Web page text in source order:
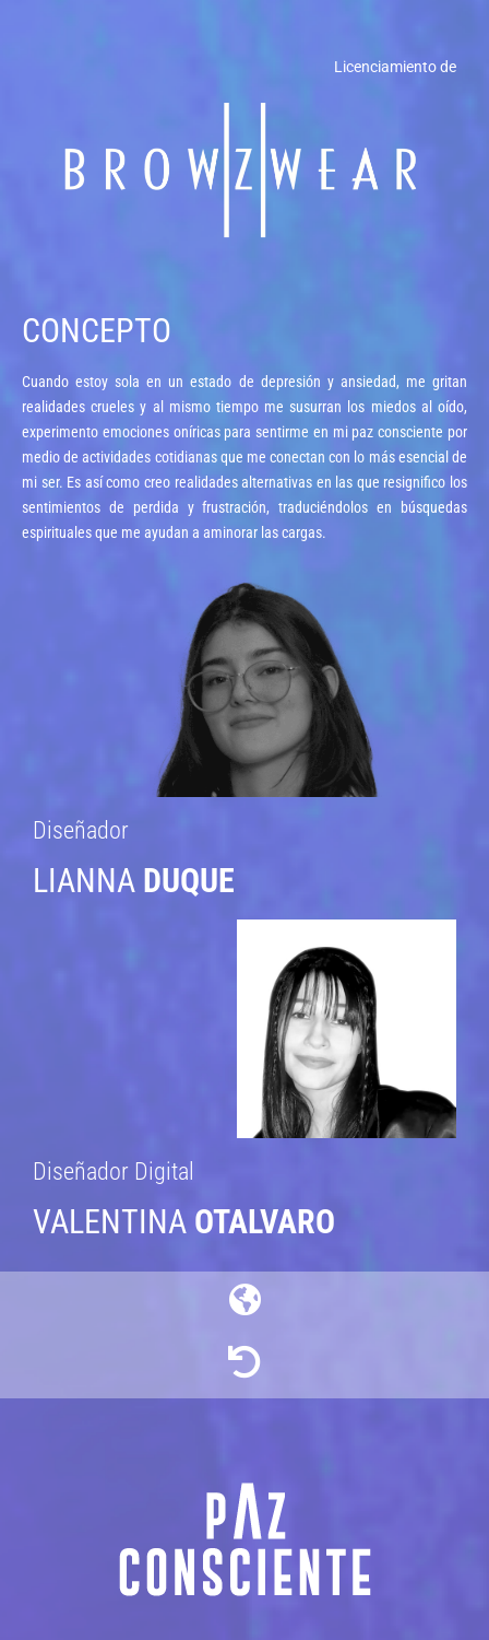
Licenciamiento de
CONCEPTO
Cuando estoy sola en un estado de depresión y ansiedad, me gritan
realidades crueles y al mismo tiempo me susurran los miedos al oído,
experimento emociones oníricas para sentirme en mi paz consciente por
medio de actividades cotidianas que me conectan con lo más esencial de
mi ser. Es así como creo realidades alternativas en las que resignifico los
sentimientos de perdida y frustración, traduciéndolos en búsquedas
espirituales que me ayudan a aminorar las cargas.
Diseñador
LIANNA DUQUE
Diseñador Digital
VALENTINA OTALVARO